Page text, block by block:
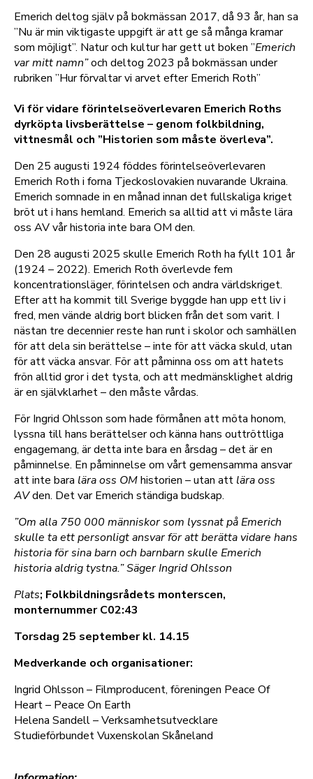
Emerich deltog själv på bokmässan 2017, då 93 år, han sa
”Nu är min viktigaste uppgift är att ge så många kramar
som möjligt”. Natur och kultur har gett ut boken ”Emerich
var mitt namn”och deltog 2023 på bokmässan under
rubriken ”Hur förvaltar vi arvet efter Emerich Roth”
Vi för vidare förintelseöverlevaren Emerich Roths
dyrköpta livsberättelse – genom folkbildning,
vittnesmål och ”Historien som måste överleva”.
Den 25 augusti 1924 föddes förintelseöverlevaren
Emerich Roth i forna Tjeckoslovakien nuvarande Ukraina.
Emerich somnade in en månad innan det fullskaliga kriget
bröt ut i hans hemland. Emerich sa alltid att vi måste lära
oss AV vår historia inte bara OM den.
Den 28 augusti 2025 skulle Emerich Roth ha fyllt 101 år
(1924 – 2022). Emerich Roth överlevde fem
koncentrationsläger, förintelsen och andra världskriget.
Efter att ha kommit till Sverige byggde han upp ett liv i
fred, men vände aldrig bort blicken från det som varit. I
nästan tre decennier reste han runt i skolor och samhällen
för att dela sin berättelse – inte för att väcka skuld, utan
för att väcka ansvar. För att påminna oss om att hatets
frön alltid gror i det tysta, och att medmänsklighet aldrig
är en självklarhet – den måste vårdas.
För Ingrid Ohlsson som hade förmånen att möta honom,
lyssna till hans berättelser och känna hans outtröttliga
engagemang, är detta inte bara en årsdag – det är en
påminnelse. En påminnelse om vårt gemensamma ansvar
att inte bara lära oss OMhistorien – utan att lära oss
AVden. Det var Emerich ständiga budskap.
”Om alla 750 000 människor som lyssnat på Emerich
skulle ta ett personligt ansvar för att berätta vidare hans
historia för sina barn och barnbarn skulle Emerich
historia aldrig tystna.” Säger Ingrid Ohlsson
Plats; Folkbildningsrådets monterscen,
monternummer C02:43
Torsdag 25 september kl. 14.15
Medverkande och organisationer:
Ingrid Ohlsson – Filmproducent, föreningen Peace Of
Heart – Peace On Earth
Helena Sandell – Verksamhetsutvecklare
Studieförbundet Vuxenskolan Skåneland